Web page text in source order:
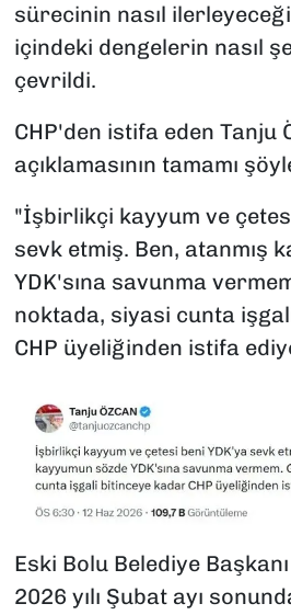
sürecinin nasıl
içindeki dengelerin nasıl
çevrildi.
CHP'den istifa eden Tanju
açıklamasının tamamı
"İşbirlikçi kayyum ve
sevk etmiş. Ben, atanmış
YDK'sına savunma
noktada, siyasi cunta
CHP üyeliğinden istifa
Eski Bolu Belediye
2026 yılı Şubat ayı